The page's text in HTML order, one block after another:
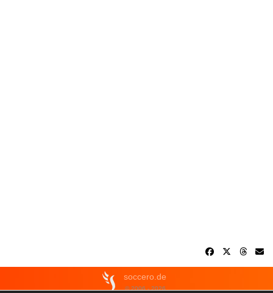
soccero.de
© 2006 - 2026